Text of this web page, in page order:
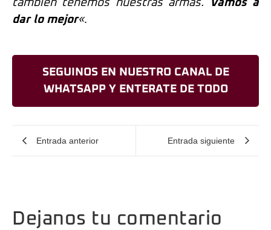
también tenemos nuestras armas.
Vamos a
dar lo mejor«.
SEGUINOS EN NUESTRO CANAL DE
WHATSAPP Y ENTERATE DE TODO
Entrada anterior Entrada siguiente
Dejanos tu comentario